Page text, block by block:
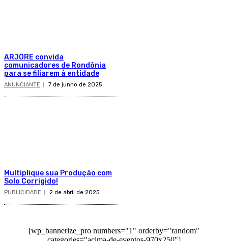
ARJORE convida
comunicadores de Rondônia
para se filiarem à entidade
ANUNCIANTE 7 de junho de 2025
Multiplique sua Produção com
Solo Corrigido!
PUBLICIDADE 2 de abril de 2025
[wp_bannerize_pro numbers="1" orderby="random"